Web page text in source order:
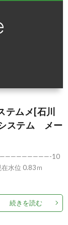
テムメ[石川
ステム メー
。—————————-10
水位 0.83ｍ
続きを読む